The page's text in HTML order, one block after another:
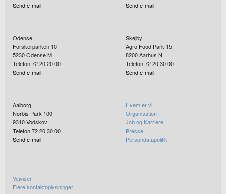
Send e-mail
Send e-mail
Odense
Forskerparken 10
5230Odense M
Telefon 72 20 20 00
Send e-mail
Skejby
Agro Food Park 15
8200Aarhus N
Telefon 72 20 30 00
Send e-mail
Aalborg
Norbis Park 100
9310Vodskov
Telefon 72 20 30 00
Send e-mail
Hvem er vi
Organisation
Job og Karriere
Presse
Persondatapolitik
Vejviser
Flere kontaktoplysninger